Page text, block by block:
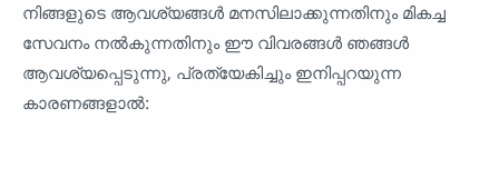
നിങ്ങളുടെ ആവശ്യങ്ങൾ മനസിലാക്കുന്നതിനും മികച്ച
സേവനം നൽകുന്നതിനും ഈ വിവരങ്ങൾ ഞങ്ങൾ
ആവശ്യപ്പെടുന്നു, പ്രത്യേകിച്ചും ഇനിപ്പറയുന്ന
കാരണങ്ങളാൽ: